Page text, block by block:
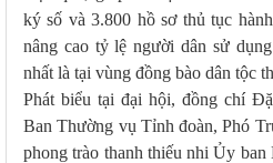
ký số và 3.800 hồ sơ thủ tục
nâng cao tỷ lệ người dân sử
nhất là tại vùng đồng bào dân tộc
Phát biểu tại đại hội, đồng chí
Ban Thường vụ Tỉnh đoàn, Phó
phong trào thanh thiếu nhi Ủy